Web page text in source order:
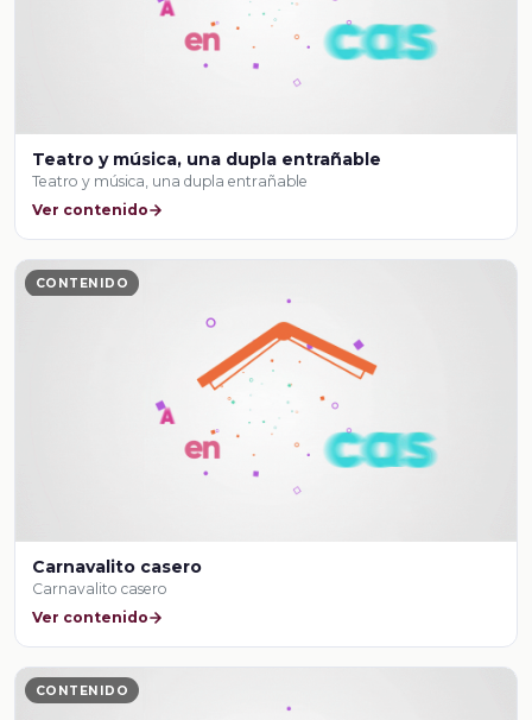
Teatro y música, una dupla entrañable
Teatro y música, una dupla entrañable
Ver contenido
CONTENIDO
Carnavalito casero
Carnavalito casero
Ver contenido
CONTENIDO